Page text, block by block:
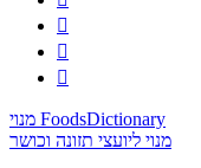



מנוי FoodsDictionary
מנוי ליועצי תזונה וכושר